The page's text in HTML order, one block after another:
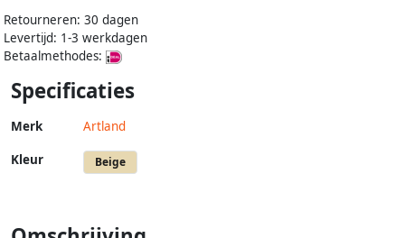
Retourneren: 30 dagen
Levertijd: 1-3 werkdagen
Betaalmethodes:
Specificaties
Merk Artland
Kleur Beige